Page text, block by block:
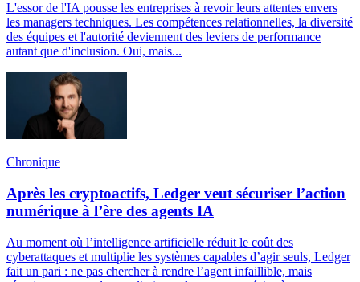
L'essor de l'IA pousse les entreprises à revoir leurs attentes envers
les managers techniques. Les compétences relationnelles, la diversité
des équipes et l'autorité deviennent des leviers de performance
autant que d'inclusion. Oui, mais...
Chronique
Après les cryptoactifs, Ledger veut sécuriser l’action
numérique à l’ère des agents IA
Au moment où l’intelligence artificielle réduit le coût des
cyberattaques et multiplie les systèmes capables d’agir seuls, Ledger
fait un pari : ne pas chercher à rendre l’agent infaillible, mais